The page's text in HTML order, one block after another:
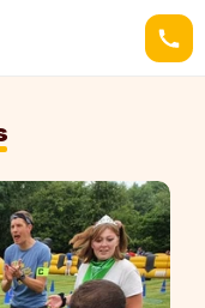
un devis